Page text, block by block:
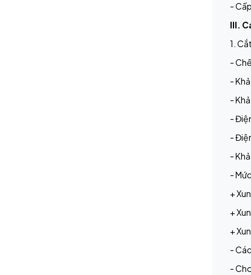
-
III.
1.
-
-
-
-
-
-
-
+
+
+
-
-